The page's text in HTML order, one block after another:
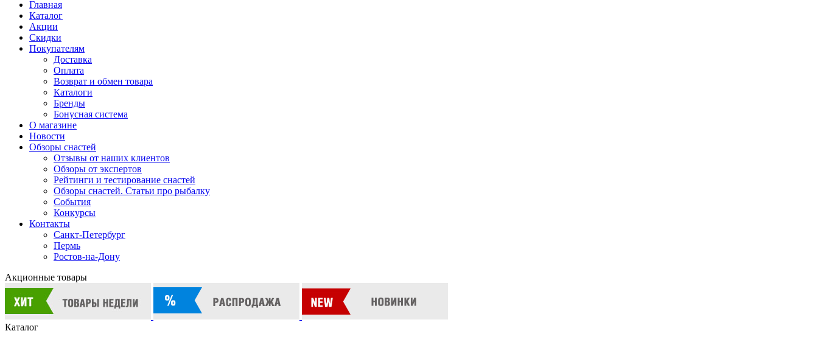
Главная
Каталог
Акции
Скидки
Покупателям
Доставка
Оплата
Возврат и обмен товара
Каталоги
Бренды
Бонусная система
О магазине
Новости
Обзоры снастей
Отзывы от наших клиентов
Обзоры от экспертов
Рейтинги и тестирование снастей
Обзоры снастей. Статьи про рыбалку
События
Конкурсы
Контакты
Санкт-Петербург
Пермь
Ростов-на-Дону
Акционные товары
Каталог